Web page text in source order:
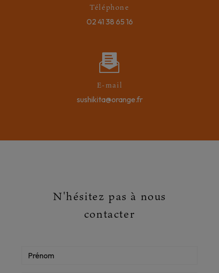
Téléphone
02 41 38 65 16
E-mail
sushikita@orange.fr
N'hésitez pas à nous
contacter